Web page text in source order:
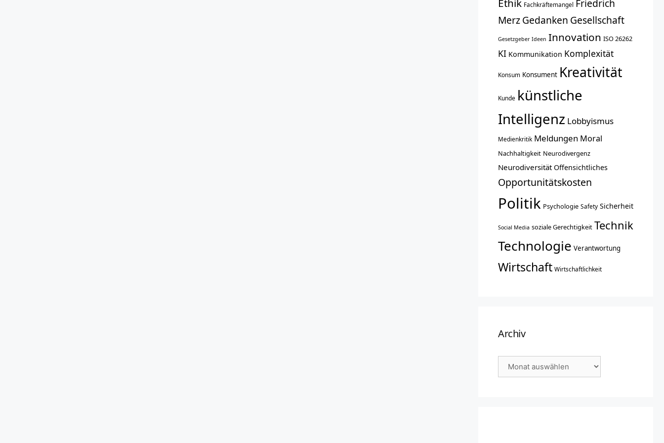
Ethik Fachkräftemangel Friedrich
MerzGedanken Gesellschaft
Gesetzgeber Ideen Innovation ISO 26262
KI Kommunikation Komplexität
Konsum Konsument Kreativität
Kunde künstliche
Intelligenz Lobbyismus
Medienkritik Meldungen Moral
Nachhaltigkeit Neurodivergenz
Neurodiversität Offensichtliches
Opportunitätskosten
Politik Psychologie Safety Sicherheit
Social Media soziale Gerechtigkeit Technik
Technologie Verantwortung
Wirtschaft Wirtschaftlichkeit
Archiv
Archiv